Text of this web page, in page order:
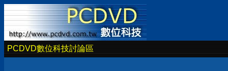
PCDVD數位科技討論區